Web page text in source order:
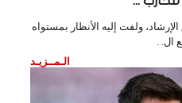
ولفت إليه الأنظار بمستواه
ال. .
الـمــزيـد